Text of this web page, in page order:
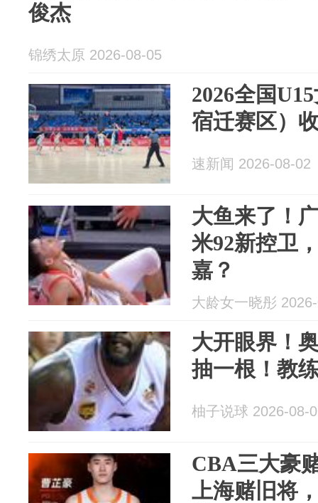
俊杰
锦绣太原 2026-08-05
2026全国
宿迁赛区）
速新闻 2026-08-02
大鱼来了！
米92新控卫
嘉？
大龄女一晓彤
大开眼界！
抽一根！教
柚子说球 2026-08-
CBA三大豪
上海赌旧将